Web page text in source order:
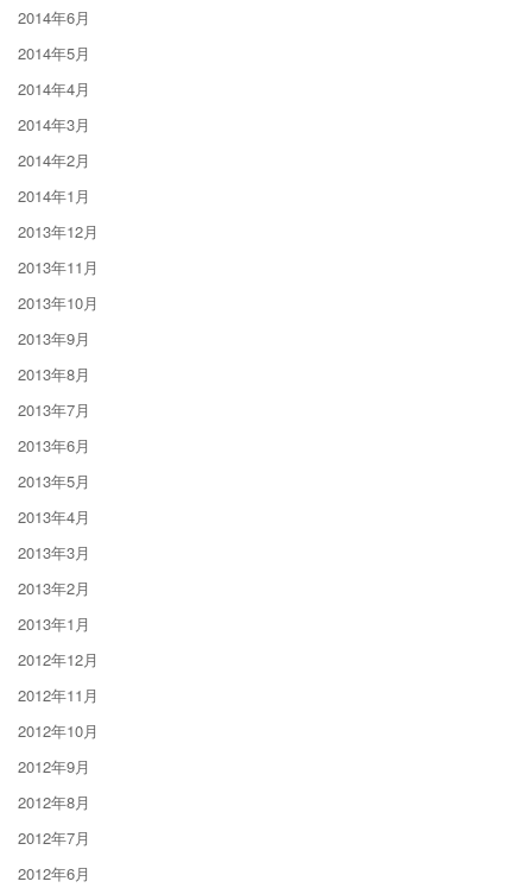
2014年6月
2014年5月
2014年4月
2014年3月
2014年2月
2014年1月
2013年12月
2013年11月
2013年10月
2013年9月
2013年8月
2013年7月
2013年6月
2013年5月
2013年4月
2013年3月
2013年2月
2013年1月
2012年12月
2012年11月
2012年10月
2012年9月
2012年8月
2012年7月
2012年6月